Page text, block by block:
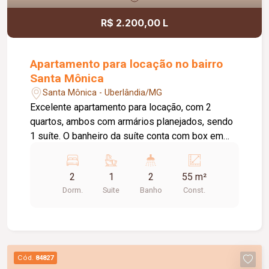
R$ 2.200,00 L
Apartamento para locação no bairro
Santa Mônica
Santa Mônica - Uberlândia/MG
Excelente apartamento para locação, com 2
quartos, ambos com armários planejados, sendo
1 suíte. O banheiro da suíte conta com box em
ampla e bem iluminada, sacada com
churrasqueira, cozinha com armários planejados e
cooktop, área de serviço com armário e banheiro
com capacidade para 2 carros. Um imóvel
confortável, funcional e pronto para morar.
2
Dorm.
1
Suite
2
Banho
55 m²
Const.
Cód. 84827